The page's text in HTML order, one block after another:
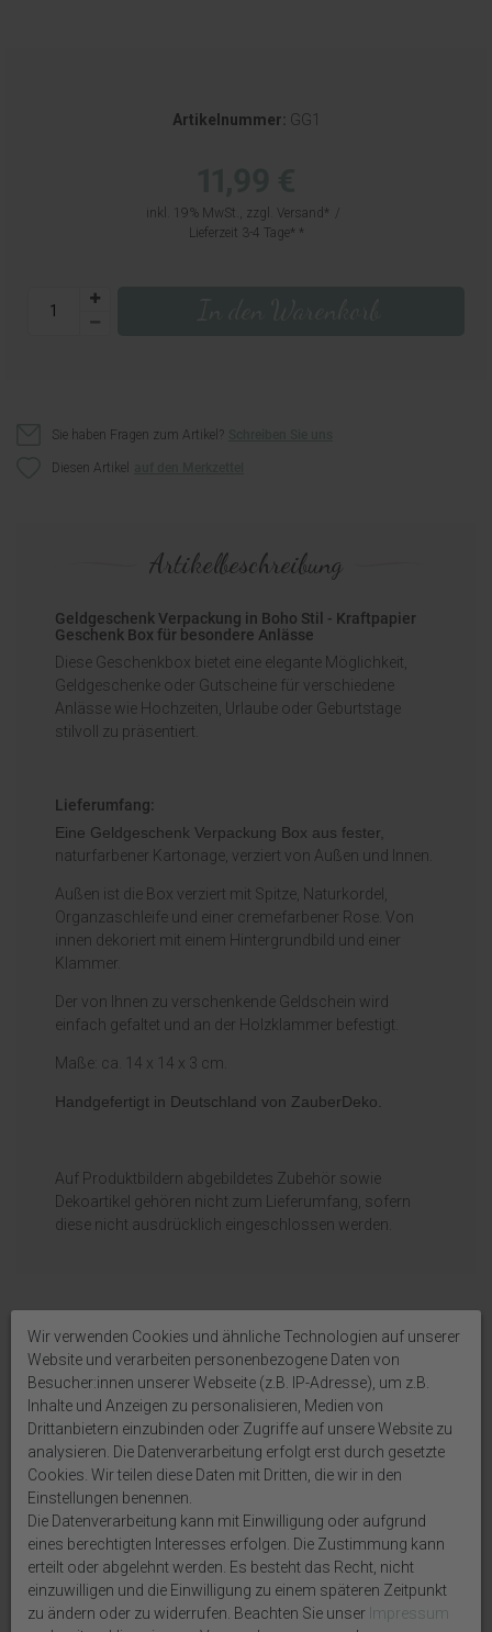
Artikelnummer: GG1
inkl. 19% MwSt., zzgl. Versand
Lieferzeit 3-4 Tage*
Sie haben Fragen zum Artikel?
Diesen Artikel
Artikelbeschreibung
Geldgeschenk Verpackung in Boho Stil - Kraftpapier
Geschenk Box für besondere Anlässe
Diese Geschenkbox bietet eine elegante Möglichkeit,
Geldgeschenke oder Gutscheine für verschiedene
Anlässe wie Hochzeiten, Urlaube oder Geburtstage
stilvoll zu präsentiert.
Lieferumfang:
Eine Geldgeschenk Verpackung Box aus fester,
naturfarbener Kartonage, verziert von Außen und Innen.
Außen ist die Box verziert mit Spitze, Naturkordel,
Organzaschleife und einer cremefarbener Rose. Von
innen dekoriert mit einem Hintergrundbild und einer
Klammer.
Der von Ihnen zu verschenkende Geldschein wird
einfach gefaltet und an der Holzklammer befestigt.
Maße: ca. 14 x 14 x 3 cm.
Handgefertigt in Deutschland von ZauberDeko.
Auf Produktbildern abgebildetes Zubehör sowie
Dekoartikel gehören nicht zum Lieferumfang, sofern
diese nicht ausdrücklich eingeschlossen werden.
Weitere interessante Artikel
Serviettenringe Braun Natur
Tischläufer Jute Spitze Creme
Wir verwenden Cookies und ähnliche Technologien auf unserer
Website und verarbeiten personenbezogene Daten von
Besucher:innen unserer Webseite (z.B. IP-Adresse), um z.B.
Inhalte und Anzeigen zu personalisieren, Medien von
Drittanbietern einzubinden oder Zugriffe auf unsere Website zu
analysieren. Die Datenverarbeitung erfolgt erst durch gesetzte
Cookies. Wir teilen diese Daten mit Dritten, die wir in den
Einstellungen benennen.
Die Datenverarbeitung kann mit Einwilligung oder aufgrund
eines berechtigten Interesses erfolgen. Die Zustimmung kann
erteilt oder abgelehnt werden. Es besteht das Recht, nicht
einzuwilligen und die Einwilligung zu einem späteren Zeitpunkt
zu ändern oder zu widerrufen. Beachten Sie unser Impressum